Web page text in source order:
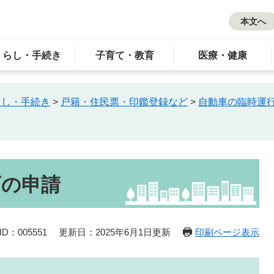
本文へ
らし・手続き 子育て・教育 医療・健康
・手続き > 戸籍・住民票・印鑑登録など > 自動車の臨時運
申請
：005551 更新日：2025年6月1日更新 印刷ページ表示